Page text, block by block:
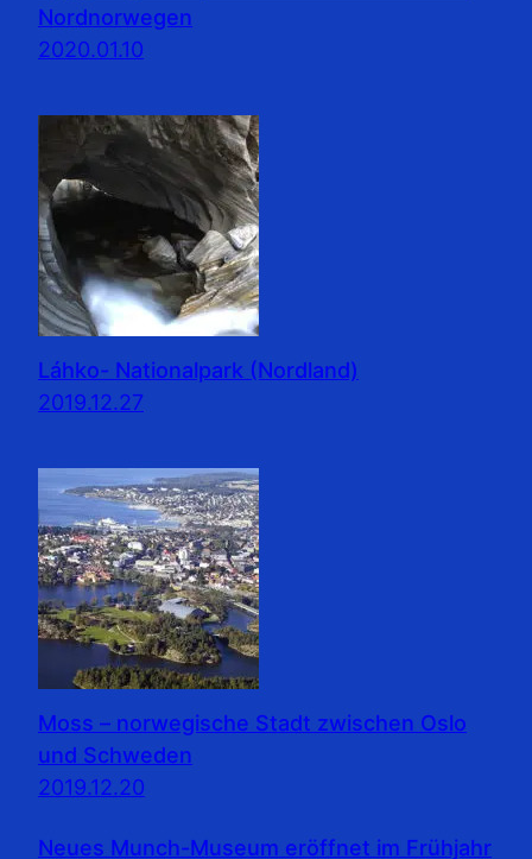
Nordnorwegen
2020.01.10
Láhko- Nationalpark (Nordland)
2019.12.27
Moss – norwegische Stadt zwischen Oslo
und Schweden
2019.12.20
Neues Munch-Museum eröffnet im Frühjahr